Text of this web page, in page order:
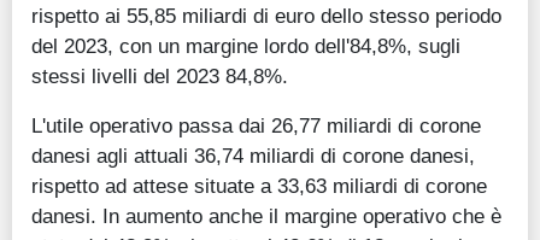
rispetto ai 55,85 miliardi di euro dello stesso periodo
del 2023, con un margine lordo dell'84,8%, sugli
stessi livelli del 2023 84,8%.
L'utile operativo passa dai 26,77 miliardi di corone
danesi agli attuali 36,74 miliardi di corone danesi,
rispetto ad attese situate a 33,63 miliardi di corone
danesi. In aumento anche il margine operativo che è